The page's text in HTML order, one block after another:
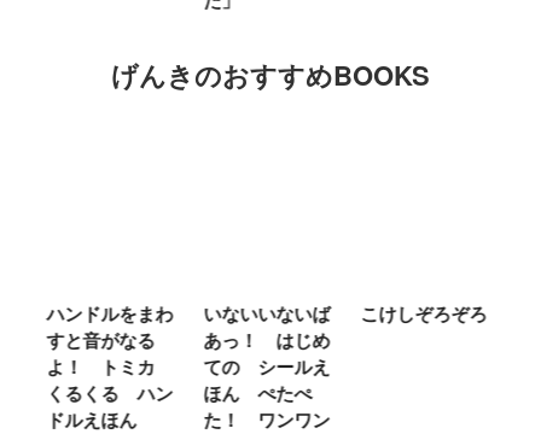
げんきのおすすめBOOKS
ドルをまわ
音がなる
！ トミカ
くる ハン
えほん
いないいないば
あっ！ はじめ
ての シールえ
ほん ぺたぺ
た！ ワンワン
こけしぞろぞろ
ＭＲ．